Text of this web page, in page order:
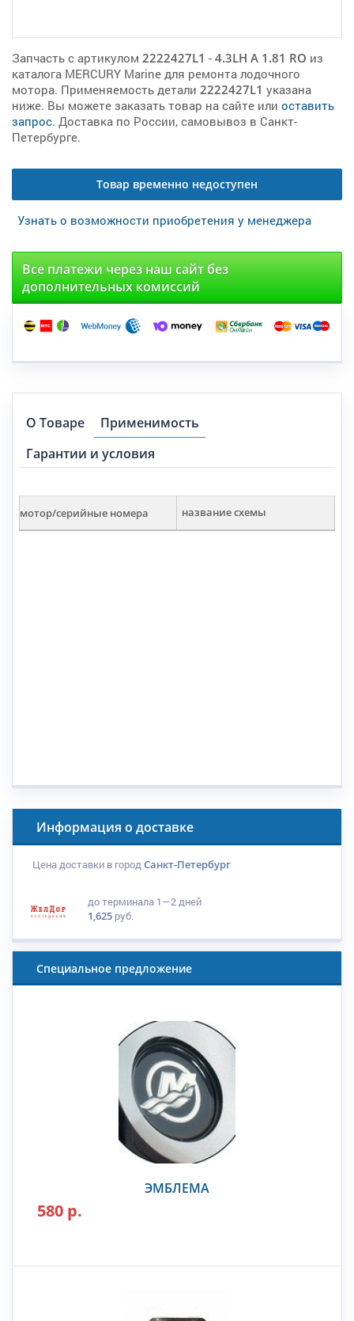
Запчасть с артикулом 2222427L1 - 4.3LH A 1.81 RO из
каталога MERCURY Marine для ремонта лодочного
мотора. Применяемость детали 2222427L1 указана
ниже. Вы можете заказать товар на сайте или оставить
запрос. Доставка по России, самовывоз в Санкт-
Петербурге.
Товар временно недоступен
Узнать о возможности приобретения у менеджера
Все платежи через наш сайт без
дополнительных комиссий
О Товаре
Применимость
Гарантии и условия
мотор/серийные номера название схемы
Информация о доставке
Цена доставки в городСанкт-Петербург
до терминала 1—2 дней
1,625 руб.
Специальное предложение
ЭМБЛЕМА
580 р.